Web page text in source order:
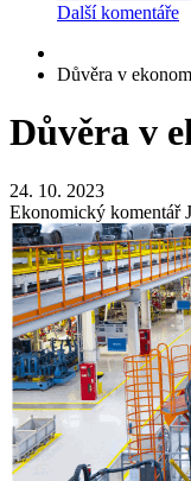
Další komentáře
Důvěra v
Důvěra v
24. 10. 2023
Ekonomický komentář